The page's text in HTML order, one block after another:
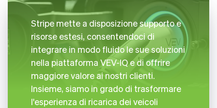
Stripe mette a disposizione supporto e
risorse estesi, consentendoci di
integrare in modo fluido le sue soluzioni
nella piattaforma VEV-IQ e di offrire
maggiore valore ai nostri clienti.
Insieme, siamo in grado di trasformare
l'esperienza di ricarica dei veicoli